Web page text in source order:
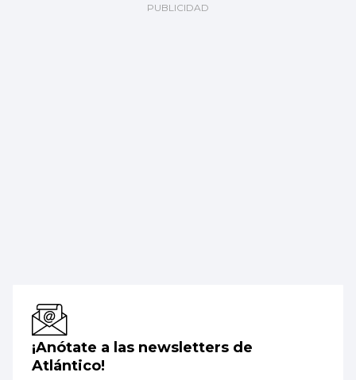
¡Anótate a las newsletters de
Atlántico!